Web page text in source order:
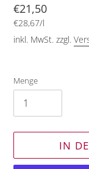
Normaler
Preis
€21,50
Einzelpreis
€28,67/pro
l
inkl. MwSt. zzgl.
Menge
IN